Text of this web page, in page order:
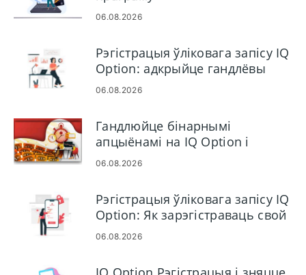
06.08.2026
Рэгістрацыя ўліковага запісу IQ
Option: адкрыйце гандлёвы
рахунак і зарэгіструйцеся
06.08.2026
Гандлюйце бінарнымі
апцыёнамі на IQ Option і
здымайце грошы
06.08.2026
Рэгістрацыя ўліковага запісу IQ
Option: Як зарэгістраваць свой
гандлёвы рахунак
06.08.2026